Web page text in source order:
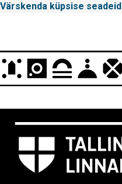
Värskenda küpsise seadeid
Peamenüü